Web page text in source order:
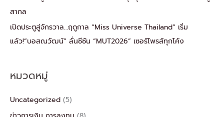
สากล
เปิดประตูสู่จักรวาล…ฤดูกาล “Miss Universe Thailand” เริ่ม
แล้ว!“บอสณวัฒน์” ลั่นซีซัน “MUT2026” เซอร์ไพรส์ทุกโค้ง
หมวดหมู่
Uncategorized (5)